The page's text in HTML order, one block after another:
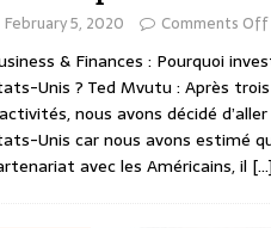
February 5, 2020 Comments Off
& Finances : Pourquoi
Unis ? Ted Mvutu : Après
nous avons décidé
Unis car nous avons estimé
avec les Américains, il […]